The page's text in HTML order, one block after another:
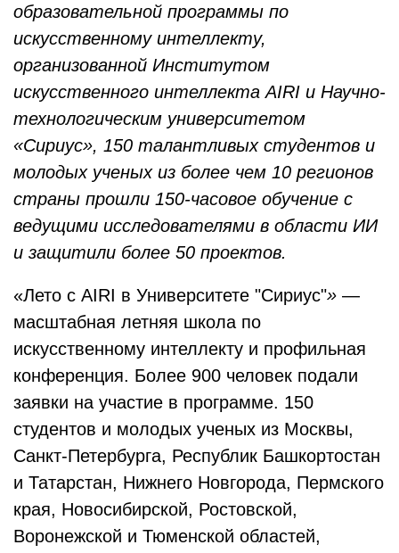
образовательной программы по
искусственному интеллекту,
организованной Институтом
искусственного интеллекта AIRI и Научно-
технологическим университетом
«Сириус», 150 талантливых студентов и
молодых ученыхиз более чем 10 регионов
страны прошли 150-часовое обучение с
ведущими исследователями в области ИИ
и защитили более 50 проектов.
«Лето с AIRI в Университете "Сириус"» —
масштабная летняя школа по
искусственному интеллекту и профильная
конференция. Более 900 человек подали
заявки на участие в программе. 150
студентов и молодых ученых из Москвы,
Санкт-Петербурга, Республик Башкортостан
и Татарстан, Нижнего Новгорода, Пермского
края, Новосибирской, Ростовской,
Воронежской и Тюменской областей,